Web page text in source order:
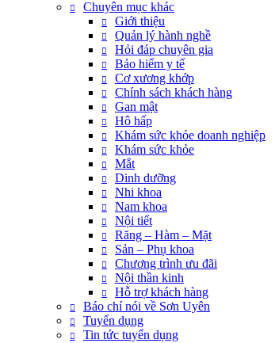
Chuyên mục khác
Giới thiệu
Quản lý hành nghề
Hỏi đáp chuyên gia
Bảo hiểm y tế
Cơ xương khớp
Chính sách khách hàng
Gan mật
Hô hấp
Khám sức khỏe doanh nghiệp
Khám sức khỏe
Mắt
Dinh dưỡng
Nhi khoa
Nam khoa
Nội tiết
Răng – Hàm – Mặt
Sản – Phụ khoa
Chương trình ưu đãi
Nội thần kinh
Hỗ trợ khách hàng
Báo chí nói về Sơn Uyên
Tuyển dụng
Tin tức tuyển dụng